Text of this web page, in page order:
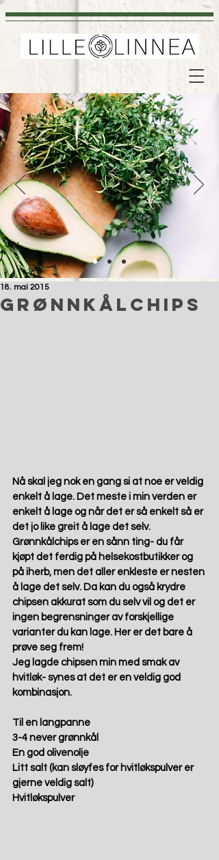
Grønnkålchips
18. mai 2015
Nå skal jeg nok en gang si at noe er veldig
enkelt å lage. Det meste i min verden er
enkelt å lage og når det er så enkelt så er
det jo like greit å lage det selv.
Grønnkålchips er en sånn ting- du får
kjøpt det ferdig på helsekostbutikker og
på iherb, men det aller enkleste er nesten
å lage det selv. Da kan du også krydre
chipsen akkurat som du selv vil og det er
ingen begrensninger av forskjellige
varianter du kan lage. Her er det bare å
prøve seg frem!
Jeg lagde chipsen min med smak av
hvitløk- synes at det er en veldig god
kombinasjon.
Til en langpanne
3-4 never grønnkål
En god olivenolje
Litt salt (kan sløyfes for hvitløkspulver er
gjerne veldig salt)
Hvitløkspulver